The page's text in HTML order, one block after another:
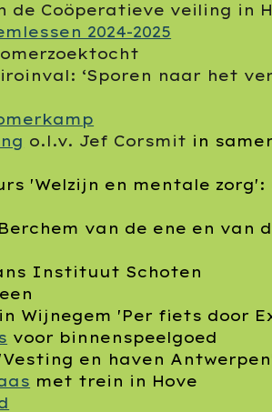
de Coöperatieve veiling in
2024-2025
‘Sporen naar het
o.l.v. Jef Corsmit in
'Welzijn en mentale zorg':
van de ene en van
Instituut Schoten
Wijnegem 'Per fiets door
voor binnenspeelgoed
en haven
met trein in Hove